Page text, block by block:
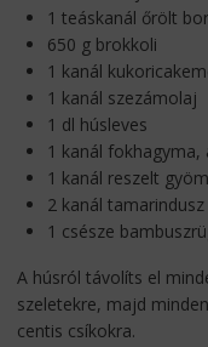
1 teáskanál őrölt
650 g brokkoli
1 kanál
1 kanál szezámolaj
1 dl húsleves
1 kanál fokhagyma,
1 kanál reszelt
2 kanál
1 csésze
A húsról távolíts el
szeletekre, majd
centis csíkokra.